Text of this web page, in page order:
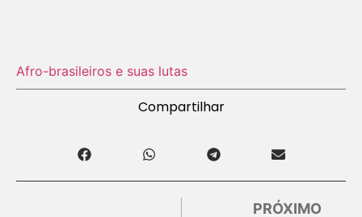
Afro-brasileiros e suas lutas
Compartilhar
PRÓXIMO